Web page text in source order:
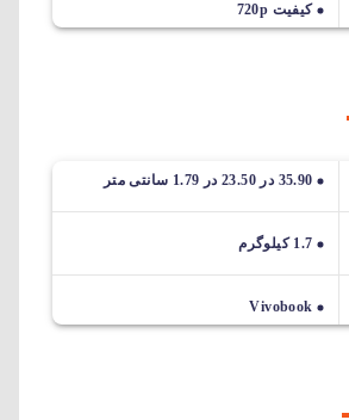
کیفیت 720p
35.90 در 23.50 در 1.79 سانتی متر
1.7 کیلوگرم
Vivobook